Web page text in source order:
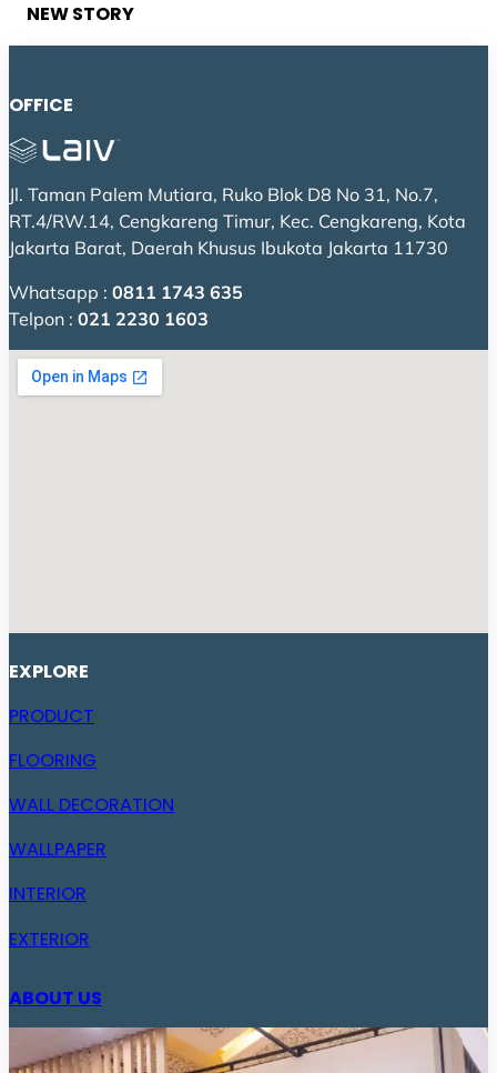
NEW STORY
OFFICE
Jl. Taman Palem Mutiara, Ruko Blok D8 No 31, No.7,
RT.4/RW.14, Cengkareng Timur, Kec. Cengkareng, Kota
Jakarta Barat, Daerah Khusus Ibukota Jakarta 11730
Whatsapp : 0811 1743 635
Telpon : 021 2230 1603
EXPLORE
PRODUCT
FLOORING
WALL DECORATION
WALLPAPER
INTERIOR
EXTERIOR
ABOUT US